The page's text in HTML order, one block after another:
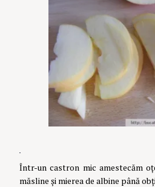
Într-un castron mic amestecăm
măsline și mierea de albine până